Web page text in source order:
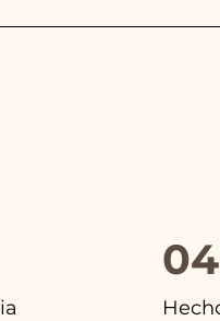
del detalle de boda